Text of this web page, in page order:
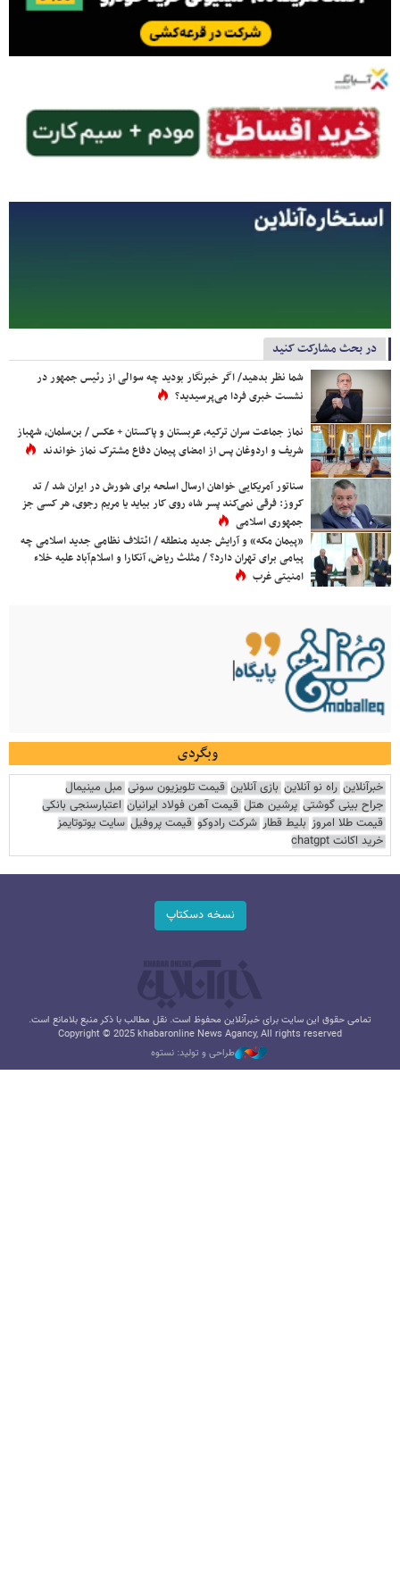
در بحث مشارکت کنید
شما نظر بدهید/ اگر خبرنگار بودید چه سوالی از رئیس جمهور در
نشست خبری فردا می‌پرسیدید؟
نماز جماعت سران ترکیه، عربستان و پاکستان + عکس / بن‌سلمان، شهباز
شریف و اردوغان پس از امضای پیمان دفاع مشترک نماز خواندند
سناتور آمریکایی خواهان ارسال اسلحه برای شورش در ایران شد / تد
کروز: فرقی نمی‌کند پسر شاه روی کار بیاید یا مریم رجوی، هر کسی جز
جمهوری اسلامی
«پیمان مکه» و آرایش جدید منطقه / ائتلاف نظامی جدید اسلامی چه
پیامی برای تهران دارد؟ / مثلث ریاض، آنکارا و اسلام‌آباد علیه خلاء
امنیتی غرب
وبگردی
خبرآنلاین راه نو آنلاین بازی آنلاین قیمت تلویزیون سونی مبل مینیمال
جراح بینی گوشتی پرشین هتل قیمت آهن فولاد ایرانیان اعتبارسنجی بانکی
قیمت طلا امروز بلیط قطار شرکت رادوکو قیمت پروفیل سایت یوتوتایمز
خرید اکانت chatgpt
نسخه دسکتاپ
تمامی حقوق این سایت برای خبرآنلاین محفوظ است. نقل مطالب با ذکر منبع بلامانع است.
Copyright © 2025 khabaronline News Agancy, All rights reserved
طراحی و تولید: نستوه